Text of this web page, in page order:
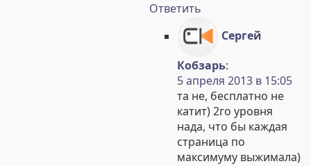
Ответить
Сергей
Кобзарь:
5 апреля 2013 в 15:05
та не, бесплатно не
катит) 2го уровня
нада, что бы каждая
страница по
максимуму выжимала)